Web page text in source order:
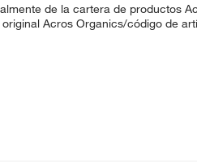
de la cartera de productos
Acros Organics/código de